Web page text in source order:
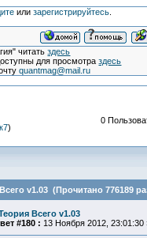
или зарегистрируйтесь.
читатьздесь
для просмотраздесь
quantmag@mail.ru
)
0
v1.03 (Прочитано 776189
Всего v1.03
#180 : 13 Ноября 2012, 23:01:30